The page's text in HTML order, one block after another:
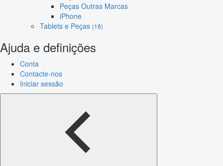
Peças Outras Marcas
iPhone
Tablets e Peças (18)
Ajuda e definições
Conta
Contacte-nos
Iniciar sessão